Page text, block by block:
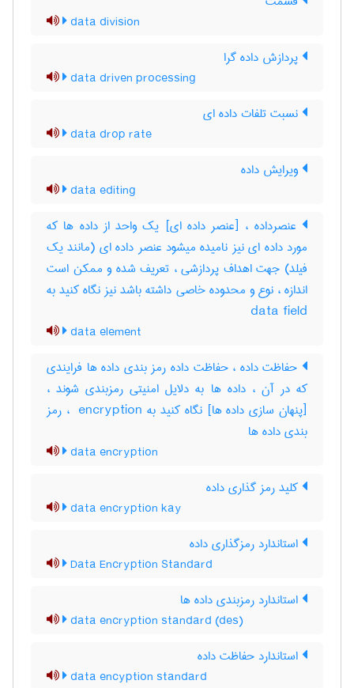
data division
پردازش داده گرا
data driven processing
نسبت تلفات داده ای
data drop rate
ویرایش داده
data editing
عنصرداده ، [عنصر داده ای] یک واحد از داده ها که
مورد داده ای نیز نامیده میشود عنصر داده ای (مانند یک
فیلد) جهت اهداف پردازشی ، تعریف شده و ممکن است
اندازه ، نوع و محدوده خاصی داشته باشد نیز نگاه کنید به
‎ data field
data element
حفاظت داده ، حفاظت داده رمز بندی داده ها فرایندی
که در آن ، داده ها به دلایل امنیتی رمزبندی شوند ،
[پنهان سازی داده ها] نگاه کنید به ‎ encryption ، رمز
بندی داده ‌ها
data encryption
کلید رمز گذاری داده
data encryption kay
استاندارد رمزگذاری داده
Data Encryption Standard
استاندارد رمزبندی داده ها
data encryption standard (des)
استاندارد حفاظت داده
data encyption standard